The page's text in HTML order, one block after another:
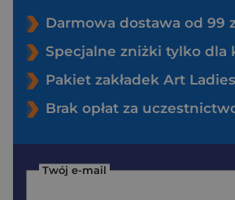
Darmowa dostawa od 99
Specjalne zniżki tylko dla
Pakiet zakładek Art Ladies
Brak opłat za
Twój e-mail